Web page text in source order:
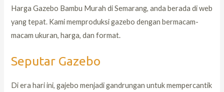
Harga Gazebo Bambu Murah di Semarang, anda berada di web
yang tepat. Kami memproduksi gazebo dengan bermacam-
macam ukuran, harga, dan format.
Seputar Gazebo
Di era hari ini, gajebo menjadi gandrungan untuk mempercantik